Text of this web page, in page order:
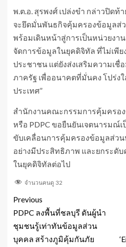
พ.ต.อ. สุรพงศ์ เปล่งขำ กล่าวปิดท้
จะยึดมั่นพันธกิจคุ้มครองข้อมูลส่
พร้อมเดินหน้าสู่การเป็นหน่วยงา
จัดการข้อมูลในยุคดิจิทัล ที่ไม่เพี
ประชาชน แต่ยังส่งเสริมความเชื่
ภาครัฐ เพื่ออนาคตที่มั่นคง โปร่ง
ประเทศ”
สำนักงานคณะกรรมการคุ้มครอ
หรือ PDPC ขอยืนยันเจตนารมณ์
ขับเคลื่อนการคุ้มครองข้อมูลส่วน
อย่างมีประสิทธิภาพ และยกระดั
ในยุคดิจิทัลต่อไป
จำนวนคนดู 32
Previous
PDPC ลงพื้นที่ชลบุรี ดันผู้นำ
ชุมชนรู้เท่าทันข้อมูลส่วน
บุคคล สร้างภูมิคุ้มกันภัย